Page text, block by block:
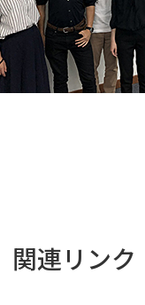
関連リンク